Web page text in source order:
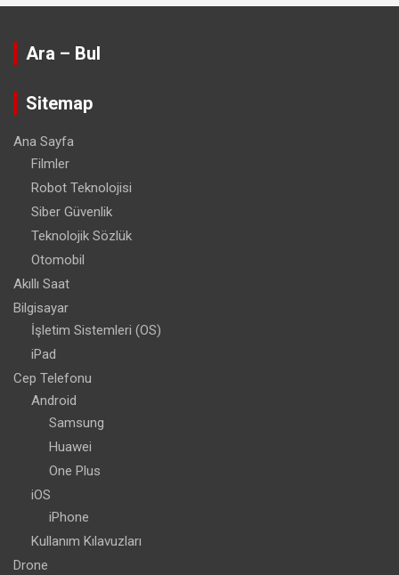
Ara – Bul
Sitemap
Ana Sayfa
Filmler
Robot Teknolojisi
Siber Güvenlik
Teknolojik Sözlük
Otomobil
Akıllı Saat
Bilgisayar
İşletim Sistemleri (OS)
iPad
Cep Telefonu
Android
Samsung
Huawei
One Plus
iOS
iPhone
Kullanım Kılavuzları
Drone